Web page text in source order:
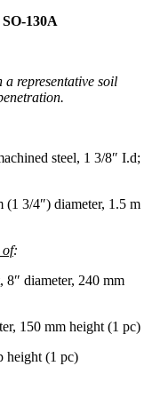
SO-130A
representative soil
steel, 1 3/8″ I.d;
(1 3/4″) diameter, 1.5 m
of:
diameter, 240 mm
150 mm height (1 pc)
height (1 pc)